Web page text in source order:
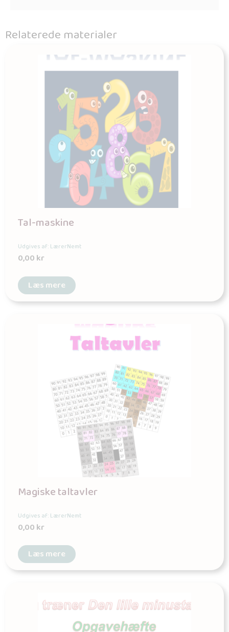
Relaterede materialer
Tal-maskine
Udgives af: LærerNemt
0,00kr
Læs mere
Magiske taltavler
Udgives af: LærerNemt
0,00kr
Læs mere